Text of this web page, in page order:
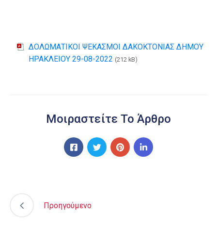
ΔΟΛΩΜΑΤΙΚΟΙ ΨΕΚΑΣΜΟΙ ΔΑΚΟΚΤΟΝΙΑΣ ΔΗΜΟΥ
ΗΡΑΚΛΕΙΟΥ 29-08-2022 (212 kB)
Μοιραστείτε Το Άρθρο
Προηγούμενο